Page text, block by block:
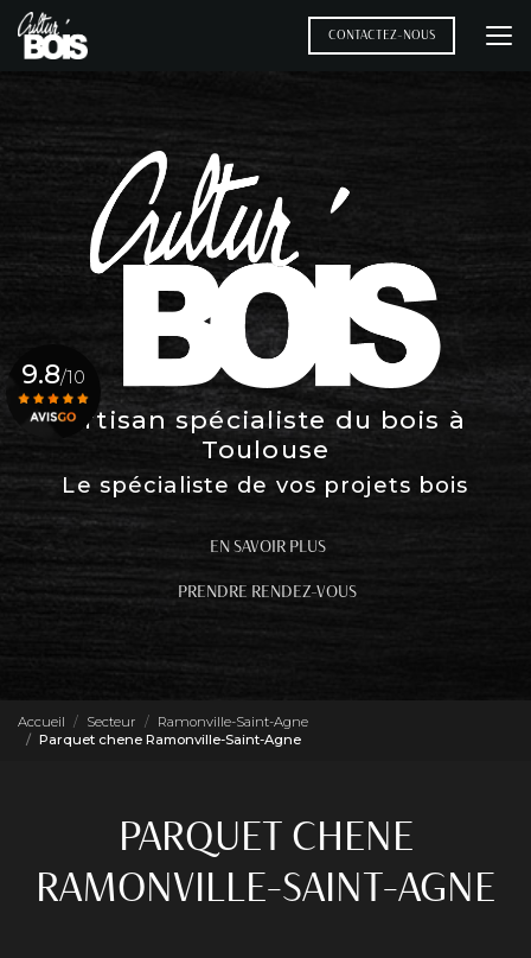
Aller
au
contenu
CONTACTEZ-NOUS
Artisan spécialiste du bois à
Toulouse
Le spécialiste de vos projets bois
EN SAVOIR PLUS
PRENDRE RENDEZ-VOUS
9.8/10
Accueil Secteur
Ramonville-Saint-Agne
Parquet chene Ramonville-Saint-Agne
PARQUET CHENE
RAMONVILLE-SAINT-AGNE